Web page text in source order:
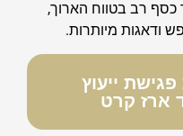
כסף רב בטווח הארוך,
ודאגות מיותרות.
ייעוץ
ארז קרט